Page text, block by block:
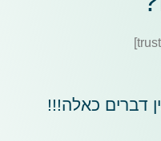
דברים כאלה!!!